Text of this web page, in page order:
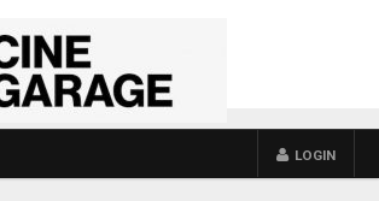
LOGIN